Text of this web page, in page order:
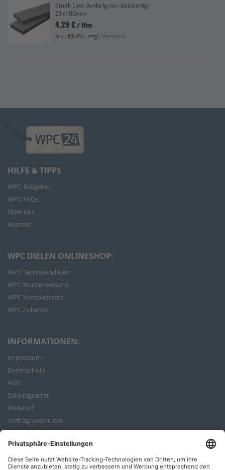
Small Line dunkelgrau -beidseitig-
21x100mm
4,29 €/ lfm
Inkl. MwSt., zzgl. Versand
HILFE & TIPPS
WPC-Ratgeber
WPC FAQs
Über uns
Kontakt
WPC DIELEN ONLINESHOP:
WPC Terrassendielen
WPC Musterversand
WPC Komplettsets
WPC Zubehör
INFORMATIONEN:
Impressum
Datenschutz
AGB
Zahlungsarten
Widerruf
Vertrag widerrufen
Bestellvorgang
ZAHLUNGSARTEN: